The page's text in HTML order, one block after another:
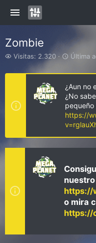
Zombie
V
s
a
s
Visitas: 2.320
Ú
t
i
m
a
a
c
t
u
z
a
c
ó
n
Última
¿Aun no
¿No
pequeño
https://
https://
o mira
https://